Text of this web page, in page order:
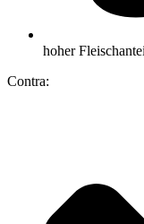
hoher
Contra: